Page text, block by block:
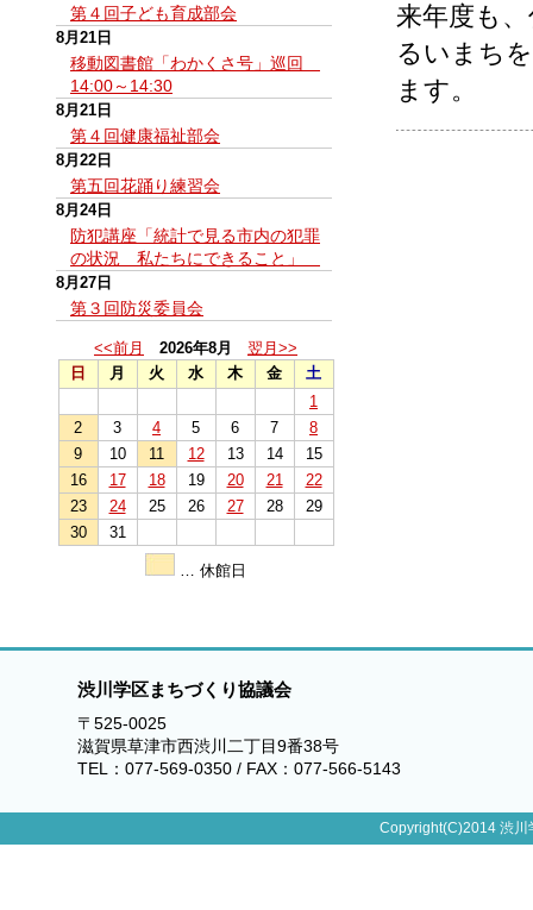
第４回子ども育成部会
8月21日
移動図書館「わかくさ号」巡回
14:00～14:30
8月21日
第４回健康福祉部会
8月22日
第五回花踊り練習会
8月24日
防犯講座「統計で見る市内の犯罪
の状況 私たちにできること」
8月27日
第３回防災委員会
<<前月 2026年8月
翌月>>
日
月 火 水 木 金
土
1
2
3 4 5 6 7
8
9
10 11 12 13 14
15
16
17 18 19 20 21
22
23
24 25 26 27 28
29
30
31
… 休館日
来年度も
るいまち
ます。
渋川学区まちづくり協議会
〒525-0025
滋賀県草津市西渋川二丁目9番38号
TEL：077-569-0350 / FAX：077-566-5143
Copyright(C)2014 渋川